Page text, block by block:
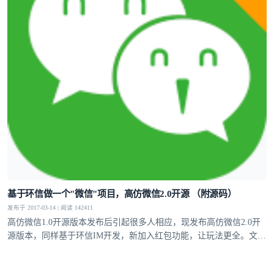
基于环信做一个"微信"项目，高仿微信2.0开源 （附源码）
发布于 2017-03-14 | 阅读 142411
高仿微信1.0开源版本发布后引起很多人相应，现发布高仿微信2.0开
源版本，同样基于环信IM开发，新加入红包功能，让玩法更全。文章